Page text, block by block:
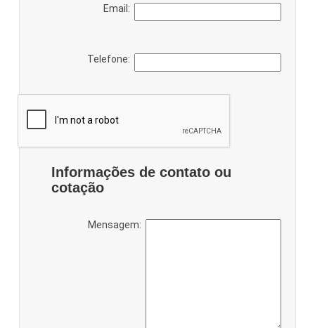
Email:
Telefone:
Informações de contato ou
cotação
Mensagem: